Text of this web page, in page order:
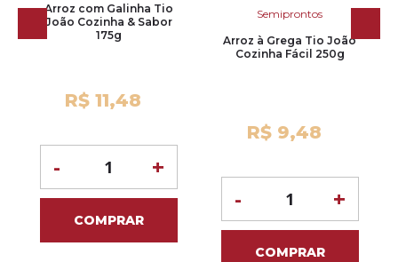
Arroz com Galinha Tio
João Cozinha & Sabor
175g
R$ 11,48
+
-
COMPRAR
Semiprontos
Arroz à Grega Tio João
Cozinha Fácil 250g
R$ 9,48
+
-
COMPRAR